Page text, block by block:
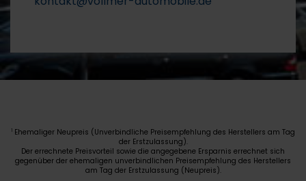
1 Ehemaliger Neupreis (Unverbindliche Preisempfehlung des Herstellers am Tag
der Erstzulassung).
Der errechnete Preisvorteil sowie die angegebene Ersparnis errechnet sich
gegenüber der ehemaligen unverbindlichen Preisempfehlung des Herstellers
am Tag der Erstzulassung (Neupreis).